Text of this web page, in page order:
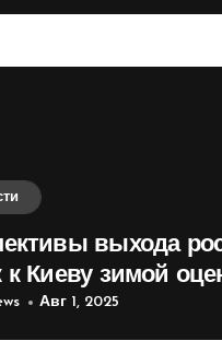
выхода
к Киеву зимой
Авг 1, 2025